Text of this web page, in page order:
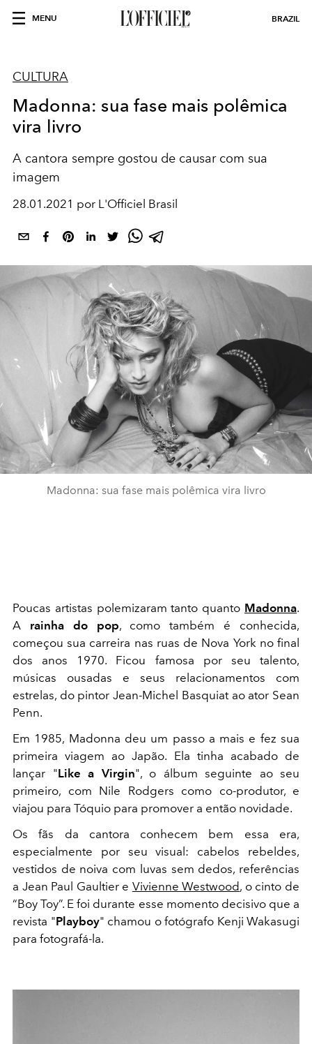
MENU BRAZIL
CULTURA
Madonna: sua fase mais polêmica
vira livro
A cantora sempre gostou de causar com sua
imagem
28.01.2021 por L'Officiel Brasil
Madonna: sua fase mais polêmica vira livro
Poucas artistas polemizaram tanto quanto Madonna.
A rainha do pop, como também é conhecida,
começou sua carreira nas ruas de Nova York no final
dos anos 1970. Ficou famosa por seu talento,
músicas ousadas e seus relacionamentos com
estrelas, do pintor Jean-Michel Basquiat ao ator Sean
Penn.
Em 1985, Madonna deu um passo a mais e fez sua
primeira viagem ao Japão. Ela tinha acabado de
lançar "Like a Virgin", o álbum seguinte ao seu
primeiro, com Nile Rodgers como co-produtor, e
viajou para Tóquio para promover a então novidade.
Os fãs da cantora conhecem bem essa era,
especialmente por seu visual: cabelos rebeldes,
vestidos de noiva com luvas sem dedos, referências
a Jean Paul Gaultier e Vivienne Westwood, o cinto de
“Boy Toy”. E foi durante esse momento decisivo que a
revista "Playboy" chamou o fotógrafo Kenji Wakasugi
para fotografá-la.